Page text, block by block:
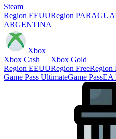
Steam
Region EEUURegion
ARGENTINA
Xbox
Xbox Cash
Region EEUU
Xbox Gold
Region FreeRegion
Game Pass UltimateGame PassEA